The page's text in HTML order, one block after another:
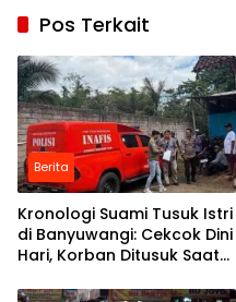
Pos Terkait
Berita
Kronologi Suami Tusuk Istri
di Banyuwangi: Cekcok Dini
Hari, Korban Ditusuk Saat